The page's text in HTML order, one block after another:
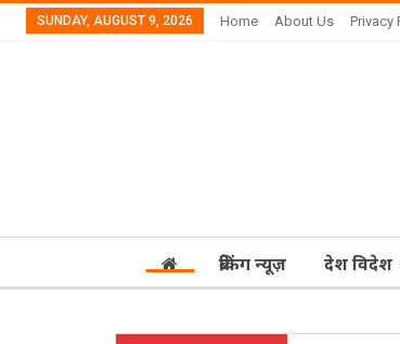
SUNDAY, AUGUST 9, 2026 Home About Us Privacy
ब्रेकिंग न्यूज़ देश विदेश